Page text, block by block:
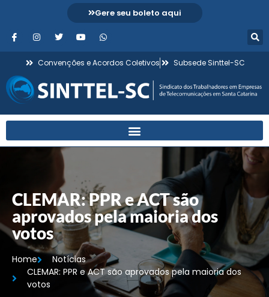
Gere seu boleto aqui
Convenções e Acordos Coletivos Subsede Sinttel-SC
CLEMAR: PPR e ACT são
aprovados pela maioria dos
votos
Home
Notícias
CLEMAR: PPR e ACT são aprovados pela maioria dos
votos